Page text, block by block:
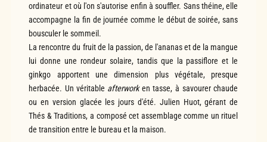
ordinateur et où l'on s'autorise enfin à souffler. Sans théine, elle
accompagne la fin de journée comme le début de soirée, sans
bousculer le sommeil.
La rencontre du fruit de la passion, de l'ananas et de la mangue
lui donne une rondeur solaire, tandis que la passiflore et le
ginkgo apportent une dimension plus végétale, presque
herbacée. Un véritable afterworken tasse, à savourer chaude
ou en version glacée les jours d'été. Julien Huot, gérant de
Thés & Traditions, a composé cet assemblage comme un rituel
de transition entre le bureau et la maison.